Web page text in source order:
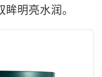
明亮水润。